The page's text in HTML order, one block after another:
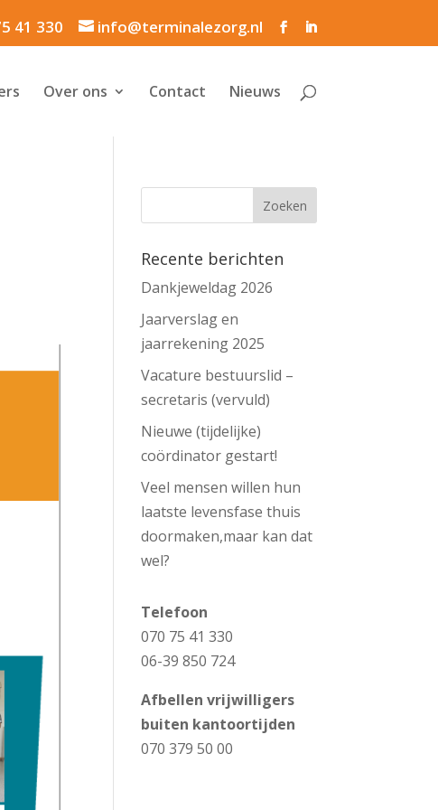
41 330 info@terminalezorg.nl
Over ons Contact Nieuws
Recente berichten
Dankjeweldag 2026
Jaarverslag en
jaarrekening 2025
Vacature bestuurslid –
secretaris (vervuld)
Nieuwe (tijdelijke)
coördinator gestart!
Veel mensen willen hun
laatste levensfase thuis
doormaken,maar kan dat
wel?
Telefoon
070 75 41 330
06-39 850 724​
Afbellen vrijwilligers
buiten kantoortijden
070 379 50 00